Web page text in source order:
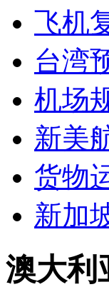
飞机
台湾
机场
新美
货物
新加
澳大利